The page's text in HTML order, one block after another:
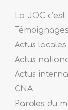
La JOC
Témoignages
Actus locales
Actus
Actus
CNA
Paroles du